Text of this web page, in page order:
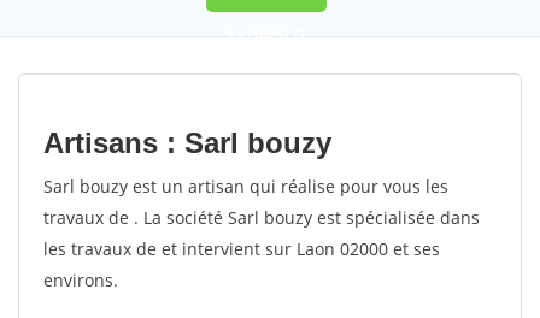
9,5(100%)77
votes
Artisans : Sarl bouzy
Sarl bouzy est un artisan qui réalise pour vous les
travaux de . La société Sarl bouzy est spécialisée dans
les travaux de et intervient sur Laon 02000 et ses
environs.